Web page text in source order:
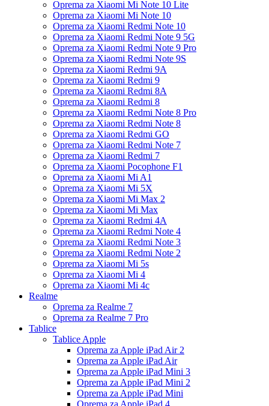
Oprema za Xiaomi Mi Note 10 Lite
Oprema za Xiaomi Mi Note 10
Oprema za Xiaomi Redmi Note 10
Oprema za Xiaomi Redmi Note 9 5G
Oprema za Xiaomi Redmi Note 9 Pro
Oprema za Xiaomi Redmi Note 9S
Oprema za Xiaomi Redmi 9A
Oprema za Xiaomi Redmi 9
Oprema za Xiaomi Redmi 8A
Oprema za Xiaomi Redmi 8
Oprema za Xiaomi Redmi Note 8 Pro
Oprema za Xiaomi Redmi Note 8
Oprema za Xiaomi Redmi GO
Oprema za Xiaomi Redmi Note 7
Oprema za Xiaomi Redmi 7
Oprema za Xiaomi Pocophone F1
Oprema za Xiaomi Mi A1
Oprema za Xiaomi Mi 5X
Oprema za Xiaomi Mi Max 2
Oprema za Xiaomi Mi Max
Oprema za Xiaomi Redmi 4A
Oprema za Xiaomi Redmi Note 4
Oprema za Xiaomi Redmi Note 3
Oprema za Xiaomi Redmi Note 2
Oprema za Xiaomi Mi 5s
Oprema za Xiaomi Mi 4
Oprema za Xiaomi Mi 4c
Realme
Oprema za Realme 7
Oprema za Realme 7 Pro
Tablice
Tablice Apple
Oprema za Apple iPad Air 2
Oprema za Apple iPad Air
Oprema za Apple iPad Mini 3
Oprema za Apple iPad Mini 2
Oprema za Apple iPad Mini
Oprema za Apple iPad 4